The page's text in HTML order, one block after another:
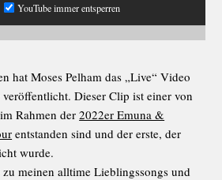
YouTube immer entsperren
hat Moses Pelham das „Live“ Video
veröffentlicht. Dieser Clip ist einer von
Rahmen der2022er Emuna &
entstanden sind und der erste, der
wurde.
meinen alltime Lieblingssongs und